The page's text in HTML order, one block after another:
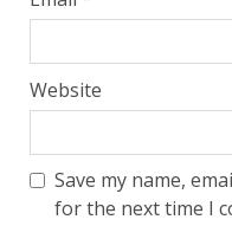
Website
Save my name,
for the next time I